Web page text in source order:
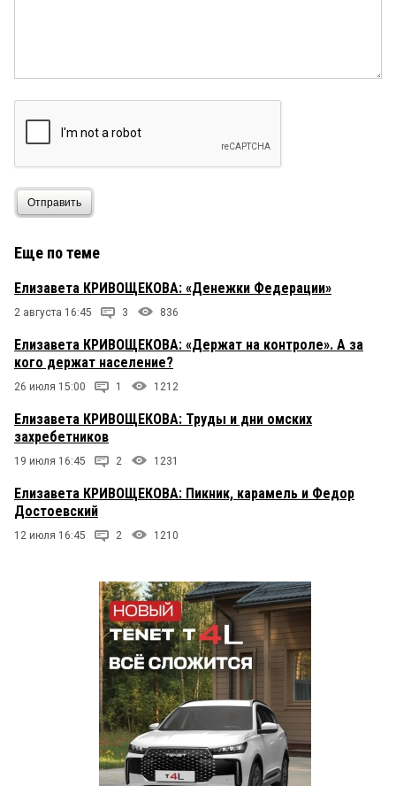
Отправить
Еще по теме
Елизавета КРИВОЩЕКОВА: «Денежки Федерации»
2 августа 16:45 3 836
Елизавета КРИВОЩЕКОВА: «Держат на контроле». А за
кого держат население?
26 июля 15:00 1 1212
Елизавета КРИВОЩЕКОВА: Труды и дни омских
захребетников
19 июля 16:45 2 1231
Елизавета КРИВОЩЕКОВА: Пикник, карамель и Федор
Достоевский
12 июля 16:45 2 1210